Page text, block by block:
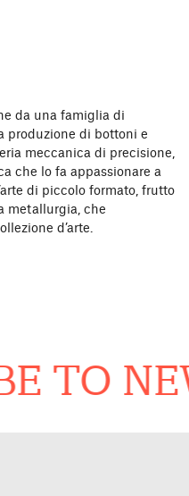
da una famiglia di
produzione di bottoni e
meccanica di precisione,
che lo fa appassionare a
di piccolo formato, frutto
metallurgia, che
d’arte.
TO